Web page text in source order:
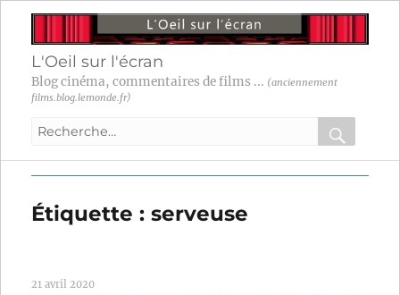
L'Oeil sur l'écran
Blog cinéma, commentaires de films ... (anciennement
films.blog.lemonde.fr)
Recherche
:
OK
Étiquette :serveuse
21 avril 2020